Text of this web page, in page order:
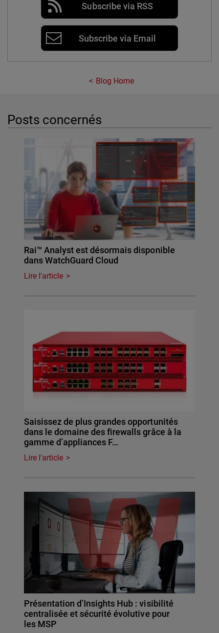
Subscribe via RSS
Subscribe via Email
Blog Home
Posts concernés
Rai™ Analyst est désormais disponible
dans WatchGuard Cloud
Lire l'article
Saisissez de plus grandes opportunités
dans le domaine des firewalls grâce à la
gamme d’appliances F…
Lire l'article
Présentation d’Insights Hub : visibilité
centralisée et sécurité évolutive pour
les MSP